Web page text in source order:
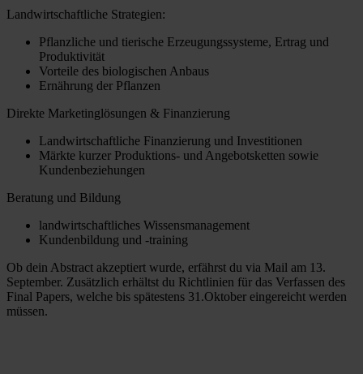
Landwirtschaftliche Strategien:
Pflanzliche und tierische Erzeugungssysteme, Ertrag und
Produktivität
Vorteile des biologischen Anbaus
Ernährung der Pflanzen
Direkte Marketinglösungen & Finanzierung
Landwirtschaftliche Finanzierung und Investitionen
Märkte kurzer Produktions- und Angebotsketten sowie
Kundenbeziehungen
Beratung und Bildung
landwirtschaftliches Wissensmanagement
Kundenbildung und -training
Ob dein Abstract akzeptiert wurde, erfährst du via Mail am 13.
September. Zusätzlich erhältst du Richtlinien für das Verfassen des
Final Papers, welche bis spätestens 31.Oktober eingereicht werden
müssen.